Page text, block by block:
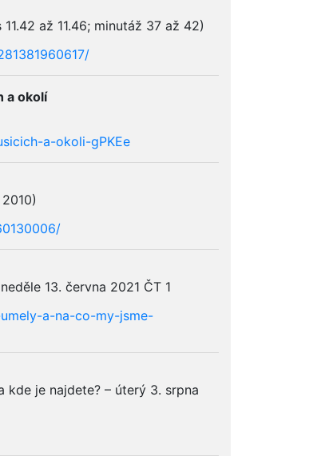
až 11.46; minutáž 37 až 42)
a okolí
a-okoli-gPKEe
13. června 2021 ČT 1
a-na-co-my-jsme-
kde je najdete? – úterý 3. srpna